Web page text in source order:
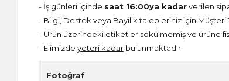
- İş günleri içinde saat 16:00ya kadarverilen
- Bilgi, Destek veya Bayilik talepleriniz için
- Ürün üzerindeki etiketler sökülmemiş ve ürüne
- Elimizdeyeteri kadar bulunmaktadır.
Fotoğraf